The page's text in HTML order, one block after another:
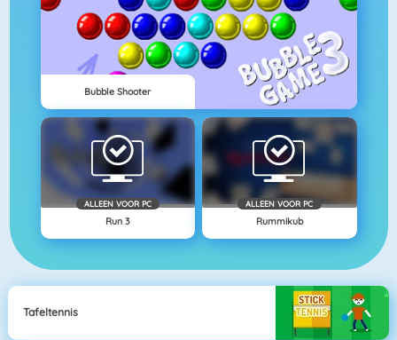
Bubble Shooter
ALLEEN VOOR PC
Run 3
ALLEEN VOOR PC
Rummikub
Tafeltennis